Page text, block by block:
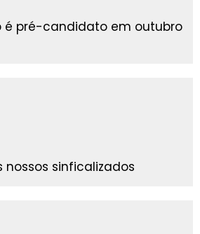
é pré-candidato em outubro
nossos sinficalizados